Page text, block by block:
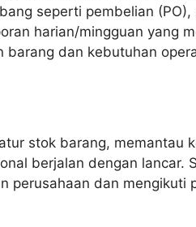
seperti pembelian
harian/mingguan yang
dan kebutuhan
stok barang, memantau
berjalan dengan lancar.
perusahaan dan mengikuti